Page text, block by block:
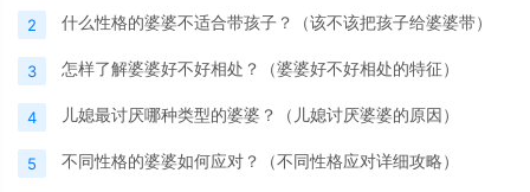
2 什么性格的婆婆不适合带孩子？（该不该把孩子给婆婆带）
3 怎样了解婆婆好不好相处？（婆婆好不好相处的特征）
4 儿媳最讨厌哪种类型的婆婆？（儿媳讨厌婆婆的原因）
5 不同性格的婆婆如何应对？（不同性格应对详细攻略）